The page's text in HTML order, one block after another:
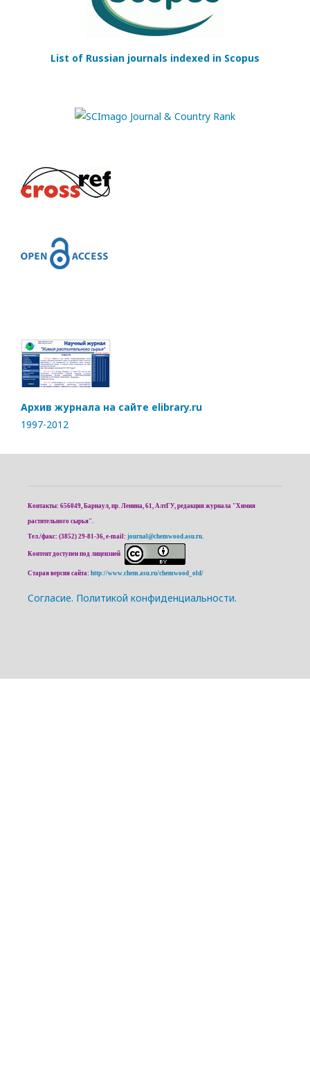
List of Russian journals indexed in Scopus
Архив журнала на сайте elibrary.ru
1997-2012
Контакты: 656049, Барнаул, пр. Ленина, 61, АлтГУ, редакция журнала "Химия
растительного сырья".
Тел./факс: (3852) 29-81-36, e-mail: journal@chemwood.asu.ru
Контент доступен под лицензией
Старая версия сайта: http://www.chem.asu.ru/chemwood_old/
Cогласие. Политикой конфиденциальности.